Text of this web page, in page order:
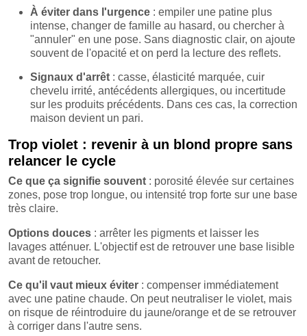
À éviter dans l'urgence : empiler une patine plus
intense, changer de famille au hasard, ou chercher à
"annuler" en une pose. Sans diagnostic clair, on ajoute
souvent de l'opacité et on perd la lecture des reflets.
Signaux d'arrêt : casse, élasticité marquée, cuir
chevelu irrité, antécédents allergiques, ou incertitude
sur les produits précédents. Dans ces cas, la correction
maison devient un pari.
Trop violet : revenir à un blond propre sans
relancer le cycle
Ce que ça signifie souvent : porosité élevée sur certaines
zones, pose trop longue, ou intensité trop forte sur une base
très claire.
Options douces : arrêter les pigments et laisser les
lavages atténuer. L'objectif est de retrouver une base lisible
avant de retoucher.
Ce qu'il vaut mieux éviter : compenser immédiatement
avec une patine chaude. On peut neutraliser le violet, mais
on risque de réintroduire du jaune/orange et de se retrouver
à corriger dans l'autre sens.